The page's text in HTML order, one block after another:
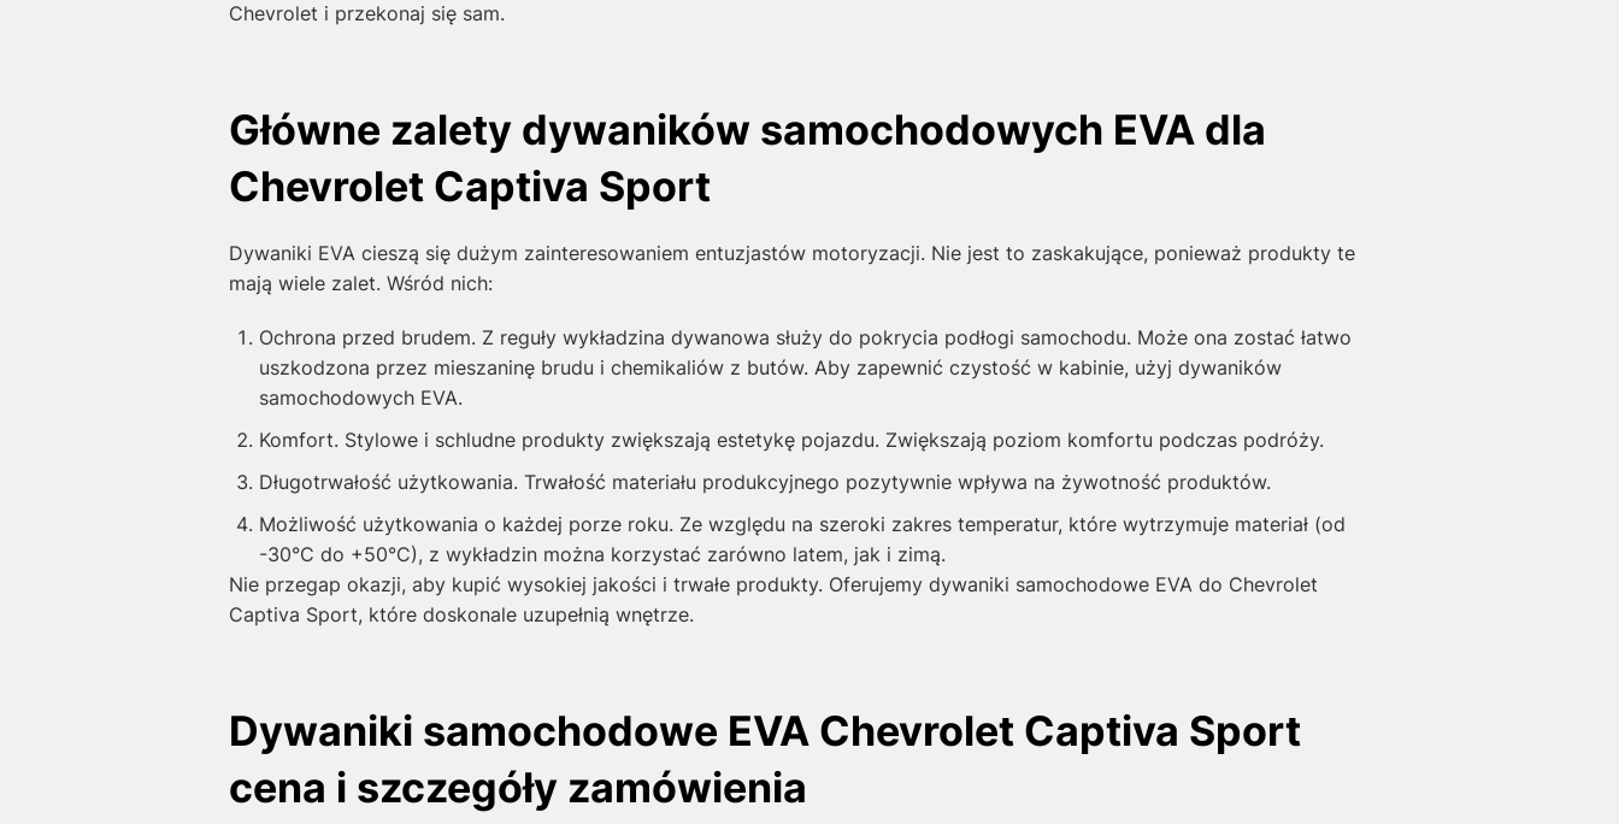
Chevrolet i przekonaj się sam.
Główne zalety dywaników samochodowych EVA dla
Chevrolet Captiva Sport
Dywaniki EVA cieszą się dużym zainteresowaniem entuzjastów motoryzacji. Nie jest to zaskakujące, ponieważ produkty te
mają wiele zalet. Wśród nich:
Ochrona przed brudem. Z reguły wykładzina dywanowa służy do pokrycia podłogi samochodu. Może ona zostać łatwo
uszkodzona przez mieszaninę brudu i chemikaliów z butów. Aby zapewnić czystość w kabinie, użyj dywaników
samochodowych EVA.
Komfort. Stylowe i schludne produkty zwiększają estetykę pojazdu. Zwiększają poziom komfortu podczas podróży.
Długotrwałość użytkowania. Trwałość materiału produkcyjnego pozytywnie wpływa na żywotność produktów.
Możliwość użytkowania o każdej porze roku. Ze względu na szeroki zakres temperatur, które wytrzymuje materiał (od
-30°C do +50°C), z wykładzin można korzystać zarówno latem, jak i zimą.
Nie przegap okazji, aby kupić wysokiej jakości i trwałe produkty. Oferujemy dywaniki samochodowe EVA do Chevrolet
Captiva Sport, które doskonale uzupełnią wnętrze.
Dywaniki samochodowe EVA Chevrolet Captiva Sport
cena i szczegóły zamówienia